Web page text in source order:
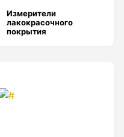
Измерители
лакокрасочного
покрытия